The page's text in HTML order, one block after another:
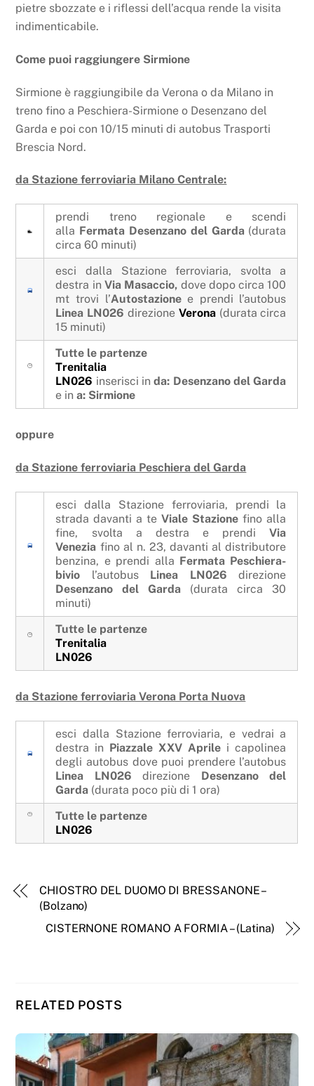
pietre sbozzate e i riflessi dell’acqua rende la visita
indimenticabile.
Come puoi raggiungere Sirmione
Sirmione è raggiungibile da Verona o da Milano in
treno fino a Peschiera-Sirmione o Desenzano del
Garda e poi con 10/15 minuti di autobus Trasporti
Brescia Nord.
da Stazione ferroviaria Milano Centrale:
prendi treno regionale e scendi
alla Fermata Desenzano del Garda (durata
circa 60 minuti)
esci dalla Stazione ferroviaria, svolta a
destra in Via Masaccio, dove dopo circa 100
mt trovi l’Autostazionee prendi l’autobus
Linea LN026 direzione Verona(durata circa
15 minuti)
Tutte le partenze
Trenitalia
LN026 inserisci inda: Desenzano del Garda
e ina: Sirmione
oppure
da Stazione ferroviaria Peschiera del Garda
esci dalla Stazione ferroviaria, prendi la
strada davanti a teViale Stazione fino alla
fine, svolta a destra e prendiVia
Venezia fino al n. 23, davanti al distributore
benzina, e prendi alla Fermata Peschiera-
bivio l’autobus Linea LN026 direzione
Desenzano del Garda
(durata circa 30
minuti)
Tutte le partenze
Trenitalia
LN026
da Stazione ferroviaria Verona Porta Nuova
esci dalla Stazione ferroviaria, e vedrai a
destra in Piazzale XXV Aprile i capolinea
degli autobus dove puoi prendere l’autobus
Linea LN026 direzione Desenzano del
Garda (durata poco più di 1 ora)
Tutte le partenze
LN026
CHIOSTRO DEL DUOMO DI BRESSANONE –
(Bolzano)
CISTERNONE ROMANO A FORMIA – (Latina)
RELATED POSTS